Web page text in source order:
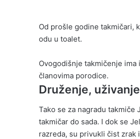
Od prošle godine takmičari,
odu u toalet.
Ovogodišnje takmičenje
članovima porodice.
Druženje,
Tako se za nagradu
takmičar do sada. I dok se
razreda, su privukli čist zrak